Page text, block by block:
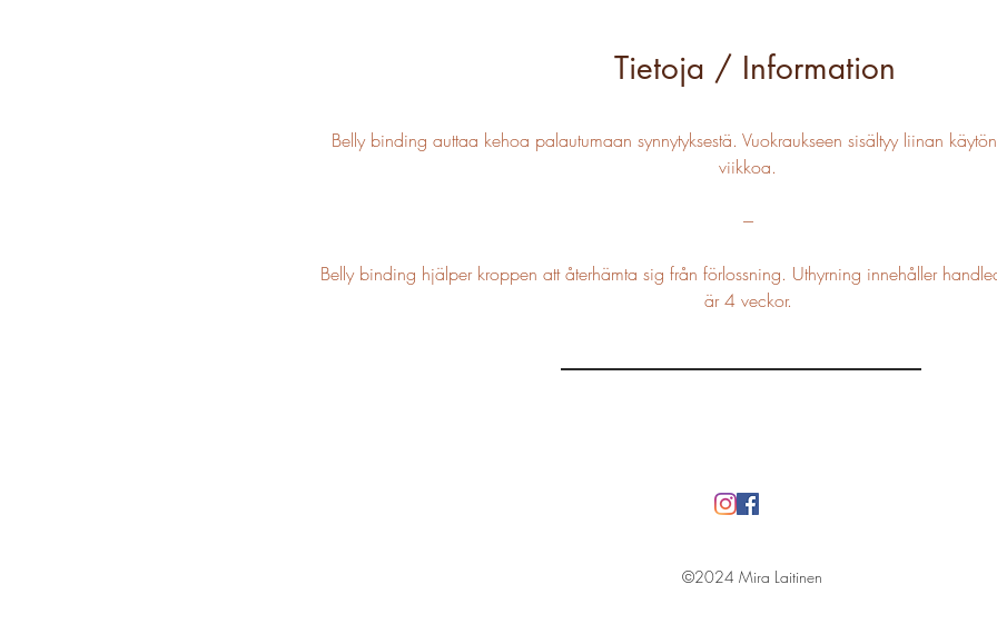
Tietoja / Information
Belly binding auttaa kehoa palautumaan synnytyksestä. Vuokraukseen sisältyy liinan
viikkoa.
---
Belly binding hjälper kroppen att återhämta sig från förlossning. Uthyrning innehåller
är 4 veckor.
©2024 Mira Laitinen